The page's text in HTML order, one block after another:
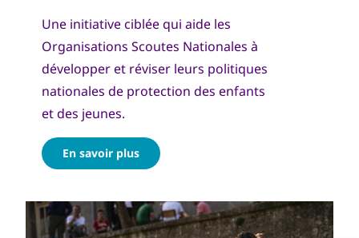
Une initiative ciblée qui aide les
Organisations Scoutes Nationales à
développer et réviser leurs politiques
nationales de protection des enfants
et des jeunes.
En savoir plus